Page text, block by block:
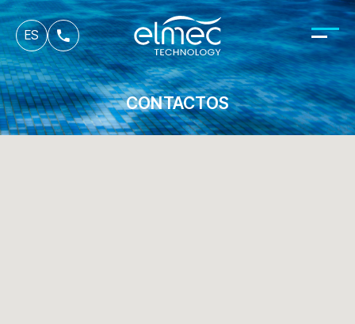
ES
fr
it
CONTACTOS